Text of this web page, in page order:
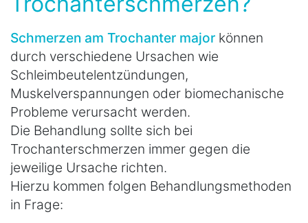
Schmerzen am Trochanter major können
durch verschiedene Ursachen wie
Schleimbeutelentzündungen,
Muskelverspannungen oder biomechanische
Probleme verursacht werden.
Die Behandlung sollte sich bei
Trochanterschmerzen immer gegen die
jeweilige Ursache richten.
Hierzu kommen folgen Behandlungsmethoden
in Frage: